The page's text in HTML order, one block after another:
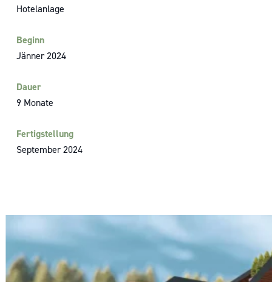
Hotelanlage
Beginn
Jänner 2024
Dauer
9 Monate
Fertigstellung
September 2024